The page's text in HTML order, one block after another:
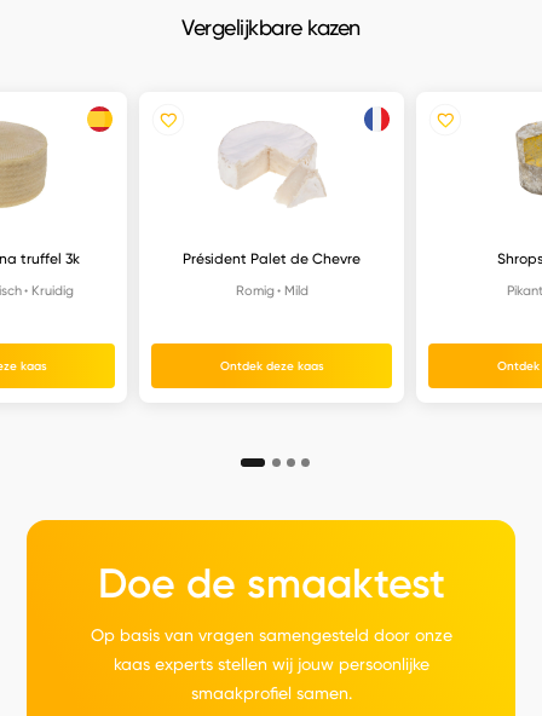
Vergelijkbare kazen
truffel 3k
Kruidig
kaas
Président Palet de Chevre
Romig Mild
Ontdek deze kaas
Pikant
Ontdek
Doe de smaaktest
Op basis van vragen samengesteld door onze
kaas experts stellen wij jouw persoonlijke
smaakprofiel samen.